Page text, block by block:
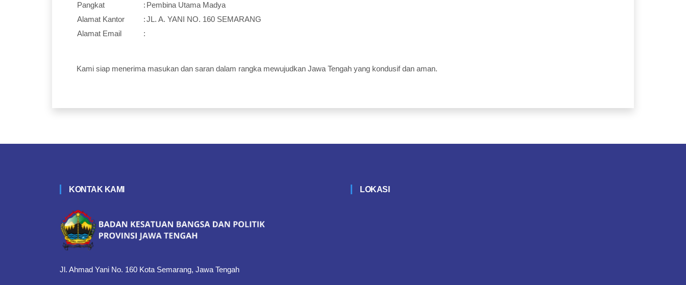
Pangkat
: Pembina Utama Madya
Alamat Kantor
:JL. A. YANI NO. 160 SEMARANG
Alamat Email
:
Kami siap menerima masukan dan saran dalam rangka mewujudkan Jawa Tengah yang kondusif dan aman.
KONTAK KAMI
Jl. Ahmad Yani No. 160 Kota Semarang, Jawa Tengah
LOKASI